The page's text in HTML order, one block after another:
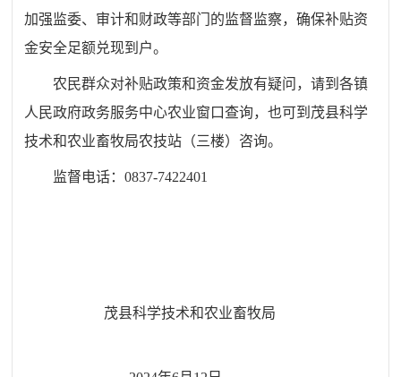
加强监委、审计和财政等部门的监督监察，确保补贴资
金安全足额兑现到户。
农民群众对补贴政策和资金发放有疑问，请到各镇
人民政府政务服务中心农业窗口查询，也可到茂县科学
技术和农业畜牧局农技站（三楼）咨询。
监督电话：0837-7422401
茂县科学技术和农业畜牧局